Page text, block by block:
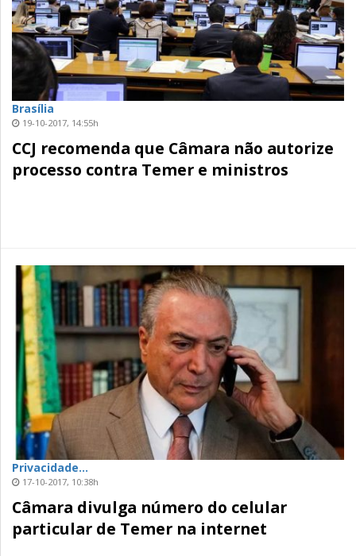
Brasília
19-10-2017, 14:55h
CCJ recomenda que Câmara não autorize
processo contra Temer e ministros
Privacidade...
17-10-2017, 10:38h
Câmara divulga número do celular
particular de Temer na internet